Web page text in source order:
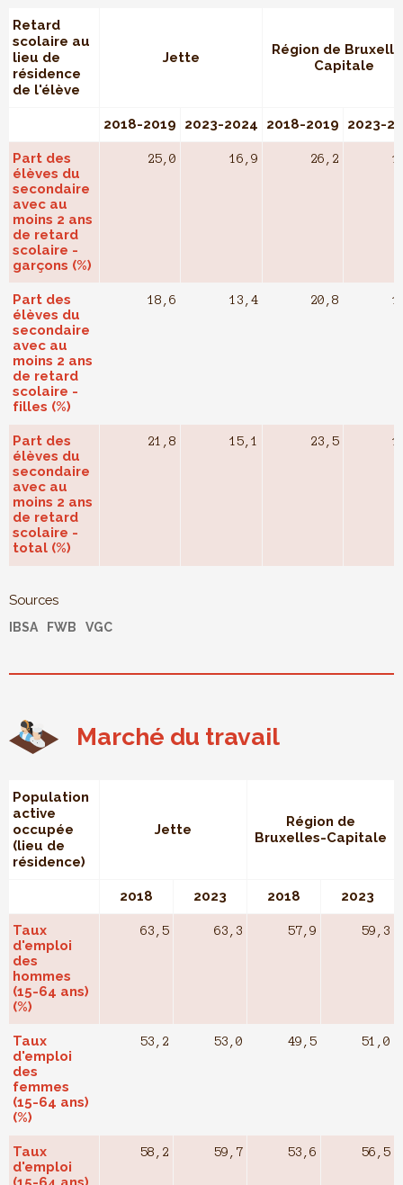
Retard
scolaire au
lieu de
résidence
de l'élève
Jette
Région de
Capitale
2018-2019 2023-2024 2018-2019 2023-
Part des
élèves du
secondaire
avec au
moins 2 ans
de retard
scolaire -
garçons (%)
25,0 16,9 26,2
Part des
élèves du
secondaire
avec au
moins 2 ans
de retard
scolaire -
filles (%)
18,6 13,4 20,8
Part des
élèves du
secondaire
avec au
moins 2 ans
de retard
scolaire -
total (%)
21,8 15,1 23,5
Sources
IBSA FWB VGC
Marché du travail
Population
active
occupée
(lieu de
résidence)
Jette
Région de
Bruxelles-Capitale
2018 2023 2018 2023
Taux
d'emploi
des
hommes
(15-64 ans)
(%)
63,5 63,3 57,9 59,3
Taux
d'emploi
des
femmes
(15-64 ans)
(%)
53,2 53,0 49,5 51,0
Taux
d'emploi
58,2 59,7 53,6 56,5